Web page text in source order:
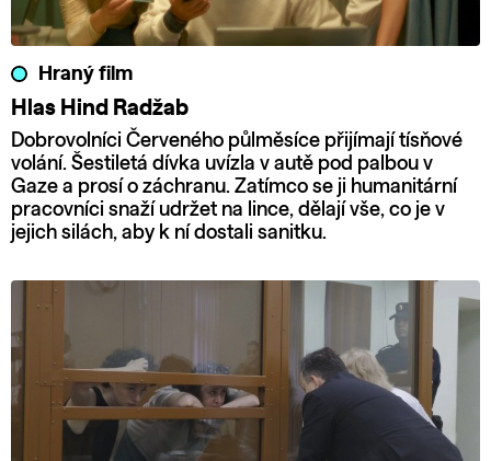
Hraný film
Hlas Hind Radžab
Dobrovolníci Červeného půlměsíce přijímají tísňové
volání. Šestiletá dívka uvízla v autě pod palbou v
Gaze a prosí o záchranu. Zatímco se ji humanitární
pracovníci snaží udržet na lince, dělají vše, co je v
jejich silách, aby k ní dostali sanitku.